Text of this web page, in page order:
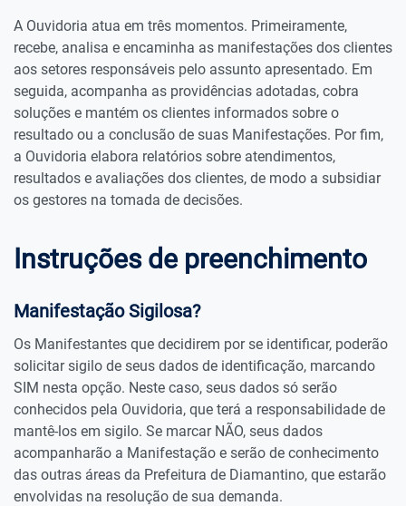
A Ouvidoria atua em três momentos. Primeiramente,
recebe, analisa e encaminha as manifestações dos clientes
aos setores responsáveis pelo assunto apresentado. Em
seguida, acompanha as providências adotadas, cobra
soluções e mantém os clientes informados sobre o
resultado ou a conclusão de suas Manifestações. Por fim,
a Ouvidoria elabora relatórios sobre atendimentos,
resultados e avaliações dos clientes, de modo a subsidiar
os gestores na tomada de decisões.
Instruções de preenchimento
Manifestação Sigilosa?
Os Manifestantes que decidirem por se identificar, poderão
solicitar sigilo de seus dados de identificação, marcando
SIM nesta opção. Neste caso, seus dados só serão
conhecidos pela Ouvidoria, que terá a responsabilidade de
mantê-los em sigilo. Se marcar NÃO, seus dados
acompanharão a Manifestação e serão de conhecimento
das outras áreas da Prefeitura de Diamantino, que estarão
envolvidas na resolução de sua demanda.